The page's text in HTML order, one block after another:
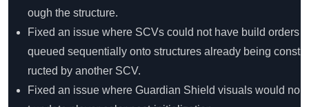
ough the structure.
Fixed an issue where SCVs could not have build orders
queued sequentially onto structures already being const
ructed by another SCV.
Fixed an issue where Guardian Shield visuals would no